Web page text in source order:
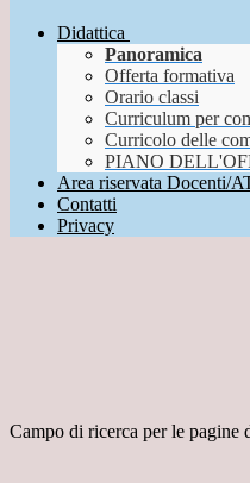
Didattica
Panoramica
Offerta formativa
Orario classi
Curriculum per
Curricolo delle
PIANO
Area riservata Docenti/
Contatti
Privacy
Campo di ricerca per le pagine